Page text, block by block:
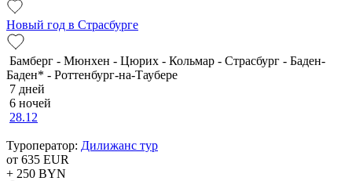
Новый год в Страсбурге
Бамберг - Мюнхен - Цюрих - Кольмар - Страсбург - Баден-
Баден* - Роттенбург-на-Таубере
7 дней
6 ночей
28.12
Туроператор: Дилижанс тур
от 635 EUR
+ 250 BYN